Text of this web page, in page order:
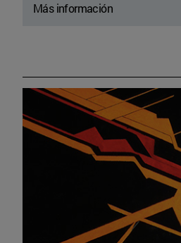
Más información